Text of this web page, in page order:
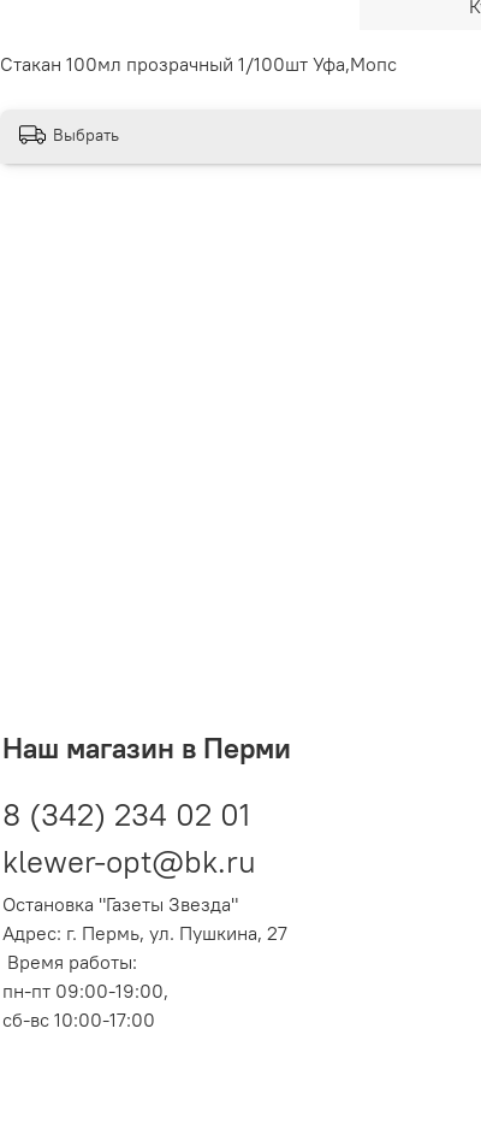
Стакан 100мл прозрачный 1/100шт Уфа,Мопс
Выбрать
Наш магазин в Перми
8 (342) 234 02 01
klewer-opt@bk.ru
Остановка "Газеты Звезда"
Адрес: г. Пермь, ул. Пушкина, 27
Время работы:
пн-пт 09:00-19:00,
сб-вс 10:00-17:00